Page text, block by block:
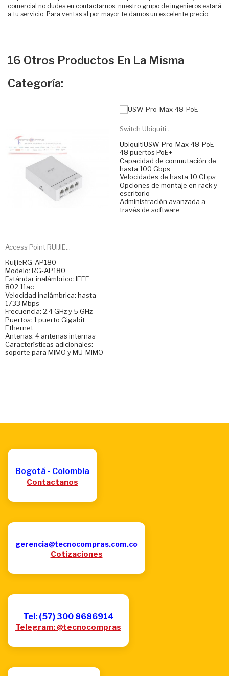
comercial no dudes en contactarnos, nuestro grupo de ingenieros estará
a tu servicio. Para ventas al por mayor te damos un excelente precio.
16 Otros Productos En La Misma
Categoría:
Access Point RUIJIE...
RuijieRG-AP180
Modelo: RG-AP180
Estándar inalámbrico: IEEE
802.11ac
Velocidad inalámbrica: hasta
1733 Mbps
Frecuencia: 2.4 GHz y 5 GHz
Puertos: 1 puerto Gigabit
Ethernet
Antenas: 4 antenas internas
Características adicionales:
soporte para MIMO y MU-MIMO
Switch Ubiquiti...
UbiquitiUSW-Pro-Max-48-PoE
48 puertos PoE+
Capacidad de conmutación de
hasta 100 Gbps
Velocidades de hasta 10 Gbps
Opciones de montaje en rack y
escritorio
Administración avanzada a
través de software
Bogotá - Colombia
Contactanos
gerencia@tecnocompras.com.co
Cotizaciones
Tel: (57) 300 8686914
Telegram: @tecnocompras